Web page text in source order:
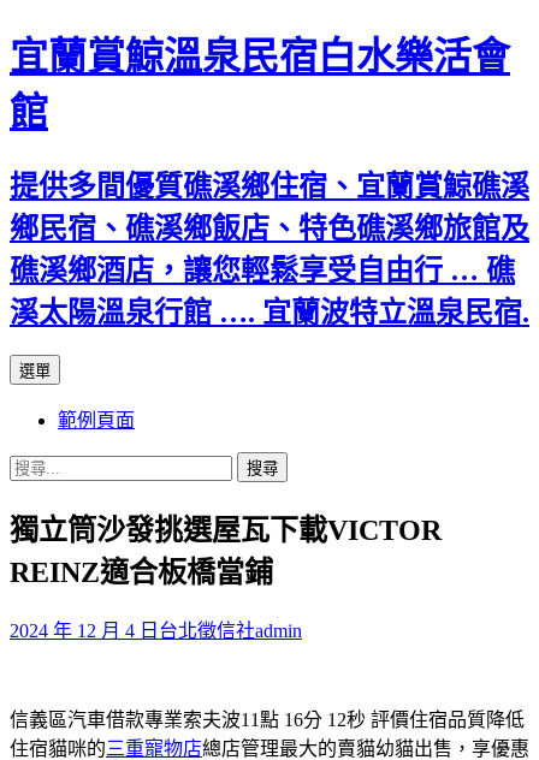
宜蘭賞鯨溫泉民宿白水樂活會
館
提供多間優質礁溪鄉住宿、宜蘭賞鯨礁溪
鄉民宿、礁溪鄉飯店、特色礁溪鄉旅館及
礁溪鄉酒店，讓您輕鬆享受自由行 … 礁
溪太陽溫泉行館 …. 宜蘭波特立溫泉民宿.
選單
主
要
內
容
範例頁面
搜
關
字:
獨立筒沙發挑選屋瓦下載VICTOR
REINZ適合板橋當鋪
2024 年 12 月 4 日 台北徵信社admin
信義區汽車借款專業索夫波11點 16分 12秒 評價住宿品質降低
住宿貓咪的三重寵物店總店管理最大的賣貓幼貓出售，享優惠